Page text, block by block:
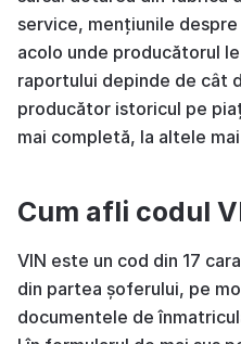
service, mențiunile
acolo unde producătorul
raportului depinde de cât
producător istoricul pe
mai completă, la altele
Cum afli codul
VIN este un cod din 17
din partea șoferului, pe
documentele de